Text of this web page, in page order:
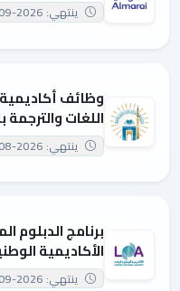
ينتهي: 2026-09-05
وظائف
اللغات والترجمة
ينتهي: 2026-08-20
برنامج الدبلوم
الأكاديمية
ينتهي: 2026-09-05